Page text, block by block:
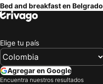
Bed and breakfast en Belgrado
Elige tu país
Agregar en Google
Encuentra nuestros resultados